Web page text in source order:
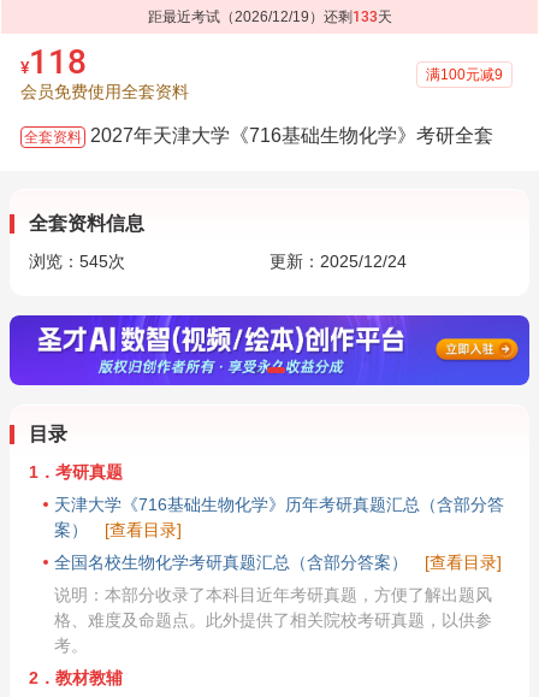
距最近考试（2026/12/19）还剩 133天
¥118
会员免费使用全套资料
满100元减9
全套资料 2027年天津大学《716基础生物化学》考研全套
全套资料信息
浏览： 545次 更新：2025/12/24
目录
1．考研真题
天津大学《716基础生物化学》历年考研真题汇总（含部分答
案）
[查看目录]
全国名校生物化学考研真题汇总（含部分答案）
[查看目录]
说明：本部分收录了本科目近年考研真题，方便了解出题风
格、难度及命题点。此外提供了相关院校考研真题，以供参
考。
2．教材教辅